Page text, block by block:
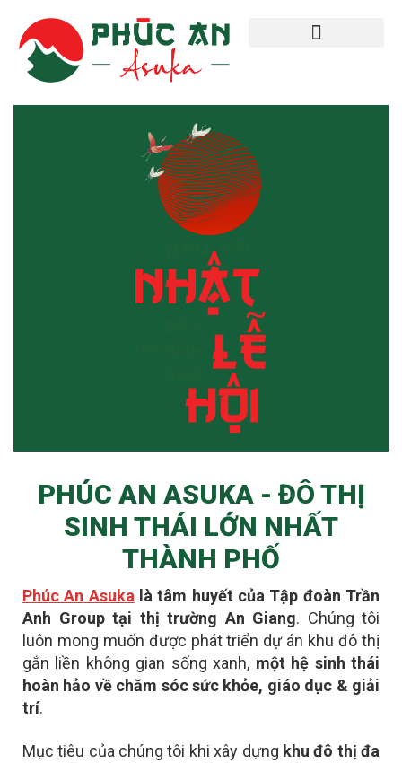
PHÚC AN ASUKA - ĐÔ THỊ
SINH THÁI LỚN NHẤT
THÀNH PHỐ
Phúc An Asuka là tâm huyết của Tập đoàn Trần
Anh Group tại thị trường An Giang. Chúng tôi
luôn mong muốn được phát triển dự án khu đô thị
gắn liền không gian sống xanh, một hệ sinh thái
hoàn hảo về chăm sóc sức khỏe, giáo dục & giải
trí.
Mục tiêu của chúng tôi khi xây dựng khu đô thị đa